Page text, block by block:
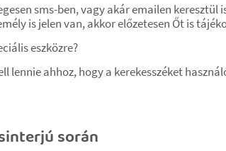
sms-ben, vagy akár emailen
is jelen van, akkor előzetesen Őt is
eszközre?
lennie ahhoz, hogy a kerekesszéket
során